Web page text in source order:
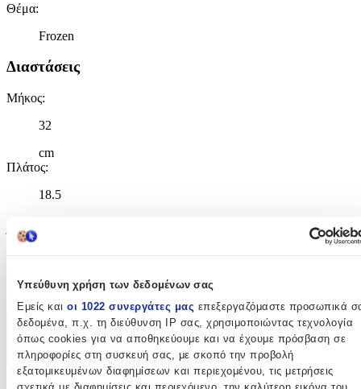
Υπεύθυνη χρήση των δεδομένων σας
Εμείς και οι 1022 συνεργάτες μας επεξεργαζόμαστε προσωπικά
δεδομένα, π.χ. τη διεύθυνση IP σας, χρησιμοποιώντας τεχνολογία
όπως cookies για να αποθηκεύουμε και να έχουμε πρόσβαση σε
πληροφορίες στη συσκευή σας, με σκοπό την προβολή
εξατομικευμένων διαφημίσεων και περιεχομένου, τις μετρήσεις
Θέμα:
Frozen
Διαστάσεις
Μήκος:
32
cm
Πλάτος:
18.5
Ύψος:
cm
Χαρακτηριστικά
+